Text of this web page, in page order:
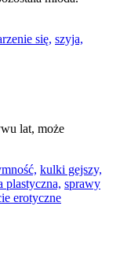
się, szyja,
lat, może
kulki gejszy,
plastyczna, sprawy
erotyczne